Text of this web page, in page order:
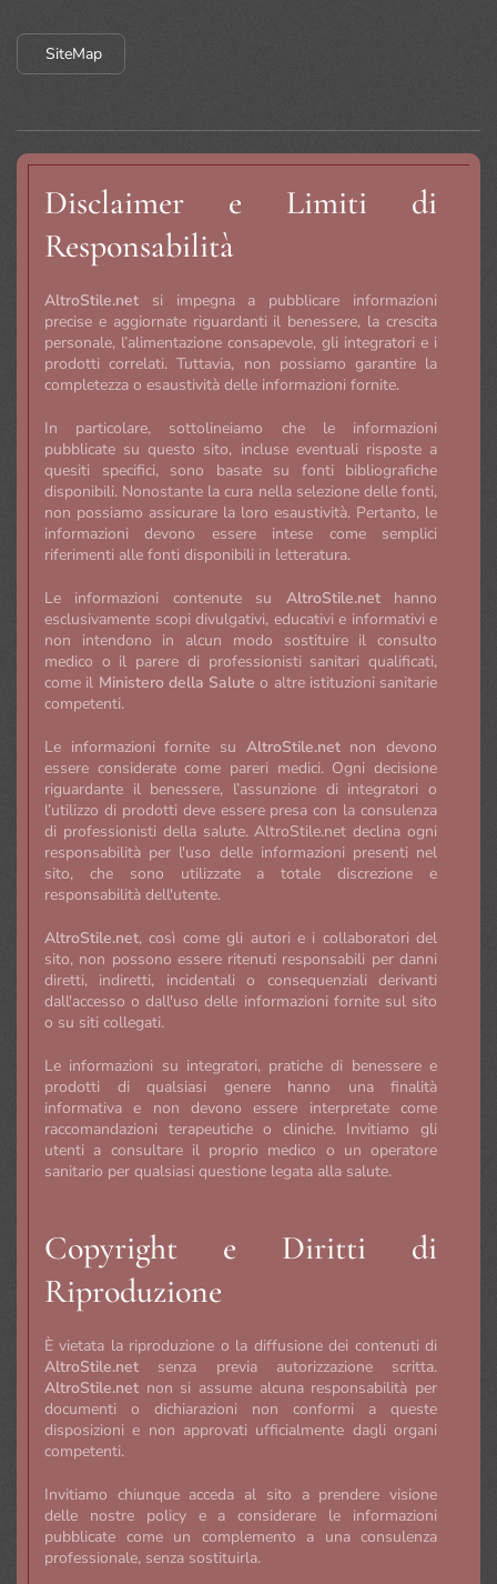
SiteMap
Disclaimer e Limiti di
Responsabilità
AltroStile.net si impegna a pubblicare informazioni
precise e aggiornate riguardanti il benessere, la crescita
personale, l’alimentazione consapevole, gli integratori e i
prodotti correlati. Tuttavia, non possiamo garantire la
completezza o esaustività delle informazioni fornite.
In particolare, sottolineiamo che le informazioni
pubblicate su questo sito, incluse eventuali risposte a
quesiti specifici, sono basate su fonti bibliografiche
disponibili. Nonostante la cura nella selezione delle fonti,
non possiamo assicurare la loro esaustività. Pertanto, le
informazioni devono essere intese come semplici
riferimenti alle fonti disponibili in letteratura.
Le informazioni contenute su AltroStile.nethanno
esclusivamente scopi divulgativi, educativi e informativi e
non intendono in alcun modo sostituire il consulto
medico o il parere di professionisti sanitari qualificati,
come il Ministero della Salute o altre istituzioni sanitarie
competenti.
Le informazioni fornite su AltroStile.netnon devono
essere considerate come pareri medici. Ogni decisione
riguardante il benessere, l’assunzione di integratori o
l’utilizzo di prodotti deve essere presa con la consulenza
di professionisti della salute. AltroStile.net declina ogni
responsabilità per l'uso delle informazioni presenti nel
sito, che sono utilizzate a totale discrezione e
responsabilità dell'utente.
AltroStile.net, così come gli autori e i collaboratori del
sito, non possono essere ritenuti responsabili per danni
diretti, indiretti, incidentali o consequenziali derivanti
dall'accesso o dall'uso delle informazioni fornite sul sito
o su siti collegati.
Le informazioni su integratori, pratiche di benessere e
prodotti di qualsiasi genere hanno una finalità
informativa e non devono essere interpretate come
raccomandazioni terapeutiche o cliniche. Invitiamo gli
utenti a consultare il proprio medico o un operatore
sanitario per qualsiasi questione legata alla salute.
Copyright e Diritti di
Riproduzione
È vietata la riproduzione o la diffusione dei contenuti di
AltroStile.net senza previa autorizzazione scritta.
AltroStile.net non si assume alcuna responsabilità per
documenti o dichiarazioni non conformi a queste
disposizioni e non approvati ufficialmente dagli organi
competenti.
Invitiamo chiunque acceda al sito a prendere visione
delle nostre policy e a considerare le informazioni
pubblicate come un complemento a una consulenza
professionale, senza sostituirla.